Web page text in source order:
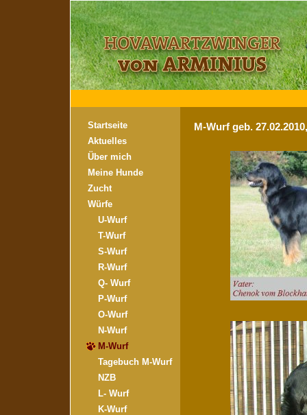
Startseite
Aktuelles
Über mich
Meine Hunde
Zucht
Würfe
U-Wurf
T-Wurf
S-Wurf
R-Wurf
Q- Wurf
P-Wurf
O-Wurf
N-Wurf
M-Wurf
Tagebuch M-Wurf
NZB
L- Wurf
K-Wurf
M-Wurf geb.